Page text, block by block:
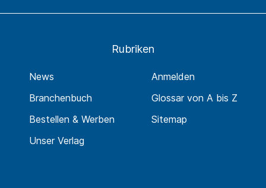
Rubriken
News
Branchenbuch
Bestellen & Werben
Unser Verlag
Anmelden
Glossar von A bis Z
Sitemap